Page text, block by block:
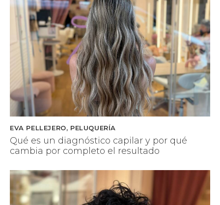
EVA PELLEJERO, PELUQUERÍA
Qué es un diagnóstico capilar y por qué
cambia por completo el resultado